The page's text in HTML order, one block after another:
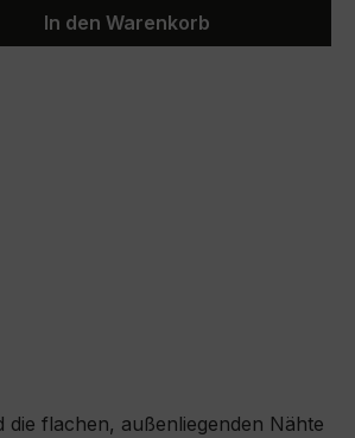
gewünschten Wert
In den Warenkorb
flachen, außenliegenden Nähte